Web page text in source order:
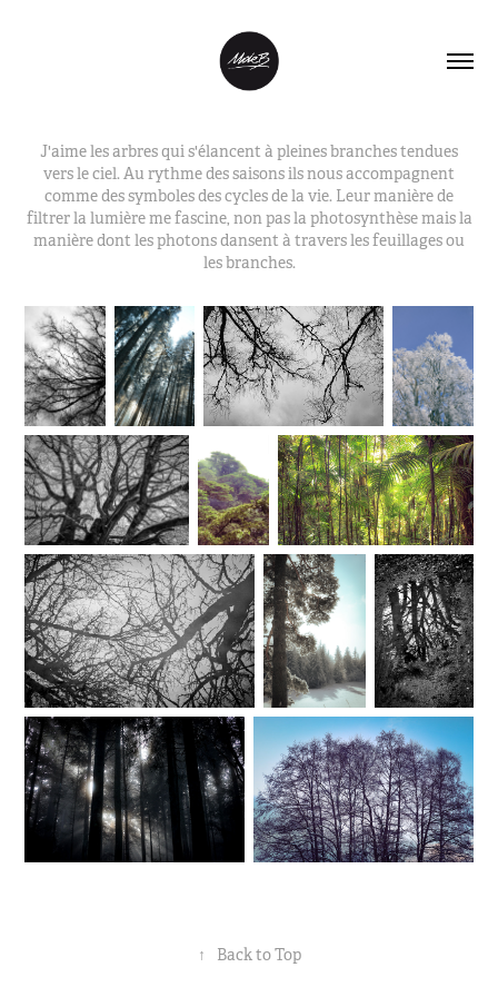
J'aime les arbres qui s'élancent à pleines branches tendues
vers le ciel. Au rythme des saisons ils nous accompagnent
comme des symboles des cycles de la vie. Leur manière de
filtrer la lumière me fascine, non pas la photosynthèse mais la
manière dont les photons dansent à travers les feuillages ou
les branches.
↑ Back to Top